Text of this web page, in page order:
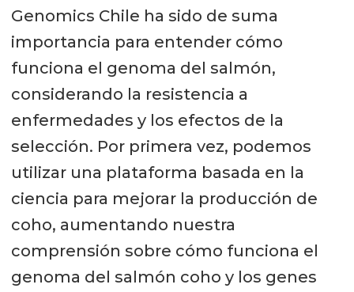
Genomics Chile ha sido de suma
importancia para entender cómo
funciona el genoma del salmón,
considerando la resistencia a
enfermedades y los efectos de la
selección. Por primera vez, podemos
utilizar una plataforma basada en la
ciencia para mejorar la producción de
coho, aumentando nuestra
comprensión sobre cómo funciona el
genoma del salmón coho y los genes